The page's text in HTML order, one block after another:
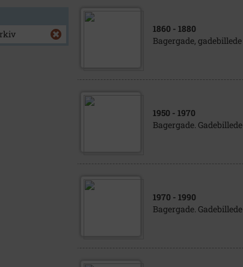
1860 - 1880
Bagergade, gadebillede
1950 - 1970
Bagergade. Gadebillede
1970 - 1990
Bagergade. Gadebillede